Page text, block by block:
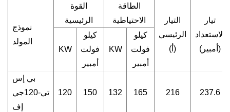
نموذج
المولد
القوة
الرئيسية
الطاقة
الاحتياطية
التيار
الرئيسي
(أ)
تيار
الاستعداد
(أمبير)
KW
كيلو
فولت
أمبير
KW
كيلو
فولت
أمبير
بي إس
تي-120جي
إف
120 150 132 165 216 237.6